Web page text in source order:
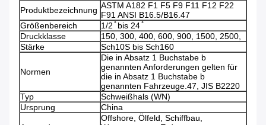
Produktbezeichnung ASTM A182 F1 F5 F9 F11 F12 F22
F91 ANSI B16.5/B16.47
Größenbereich
1/2 ̊ bis 24 ̊
Druckklasse
150, 300, 400, 600, 900, 1500, 2500,
Stärke
Sch10S bis Sch160
Normen
Die in Absatz 1 Buchstabe b
genannten Anforderungen gelten für
die in Absatz 1 Buchstabe b
genannten Fahrzeuge.47, JIS B2220
Typ
Schweißhals (WN)
Ursprung
China
Offshore, Ölfeld, Schiffbau,